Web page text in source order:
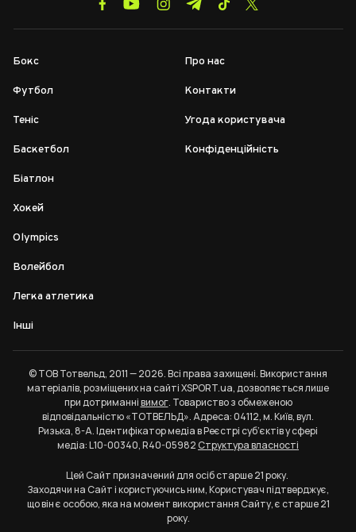
Бокс
Футбол
Теніс
Баскетбол
Біатлон
Хокей
Olympics
Волейбол
Легка атлетика
Інші
Про нас
Контакти
Угода користувача
Конфіденційність
© ТОВ Тотвельд, 2011 — 2026. Всі права захищені. Використання
матеріалів, розміщених на сайті XSPORT.ua, дозволяється лише
при дотриманнівимог. Товариство з обмеженою
відповідальністю «ТОТВЕЛЬД». Адреса: 04112, м. Київ, вул.
Ризька, 8-А. Ідентифікатор медіа в Реєстрі суб’єктів у сфері
медіа: L10-00340, R40-05982Структура власності
Цей Сайт призначений для осіб старше 21 року.
Заходячи на Сайт і користуючись ним, Користувач підтверджує,
що він є особою, яка на момент використання Сайту, є старше 21
року.